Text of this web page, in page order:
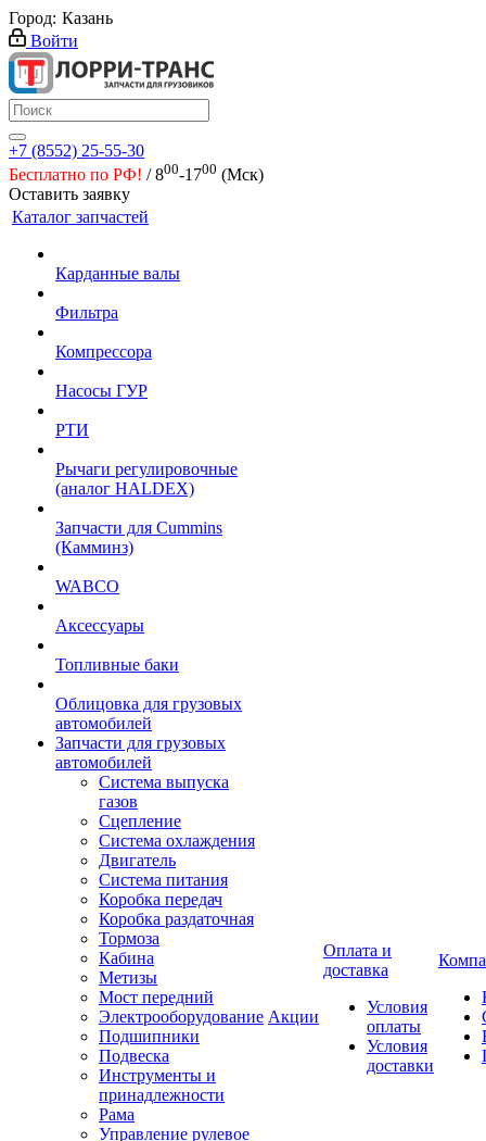
Город: Казань
Войти
+7 (8552) 25-55-30
Бесплатно по РФ! / 800-1700 (Мск)
Оставить заявку
Каталог запчастей
Карданные валы
Фильтра
Компрессора
Насосы ГУР
РТИ
Рычаги регулировочные
(аналог HALDEX)
Запчасти для Cummins
(Камминз)
WABCO
Аксессуары
Топливные баки
Облицовка для грузовых
автомобилей
Запчасти для грузовых
автомобилей
Система выпуска
газов
Сцепление
Система охлаждения
Двигатель
Система питания
Коробка передач
Коробка раздаточная
Тормоза
Кабина
Метизы
Мост передний
Электрооборудование
Подшипники
Подвеска
Инструменты и
принадлежности
Рама
Управление рулевое
Акции
Оплата и
доставка
Условия
оплаты
Условия
доставки